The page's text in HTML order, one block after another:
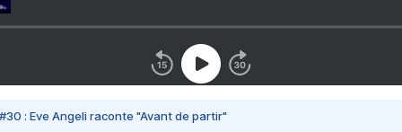
#30 : Eve Angeli raconte "Avant de partir"